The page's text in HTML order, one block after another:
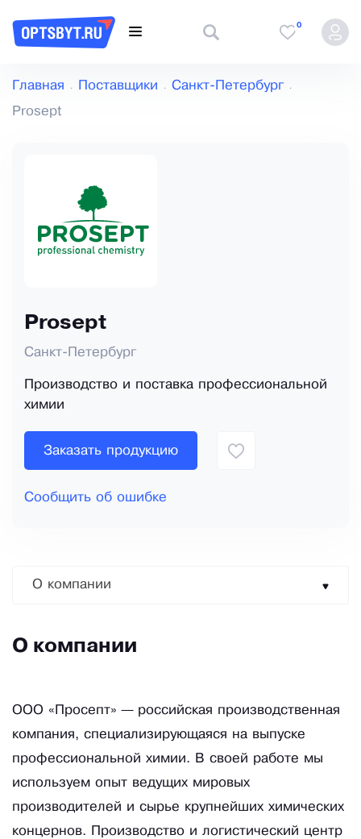
0
Главная Поставщики Санкт-Петербург
Prosept
Prosept
Санкт-Петербург
Производство и поставка профессиональной
химии
Заказать продукцию
Сообщить об ошибке
О компании
О компании
ООО «Просепт» — российская производственная
компания, специализирующаяся на выпуске
профессиональной химии. В своей работе мы
используем опыт ведущих мировых
производителей и сырье крупнейших химических
концернов. Производство и логистический центр